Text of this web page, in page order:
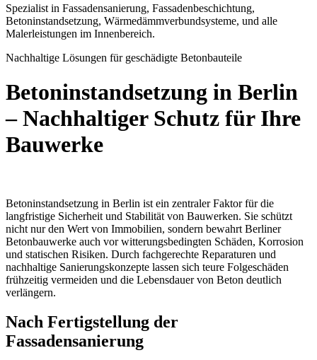
Spezialist in Fassadensanierung, Fassadenbeschichtung,
Betoninstandsetzung, Wärmedämmverbundsysteme, und alle
Malerleistungen im Innenbereich.
Nachhaltige Lösungen für geschädigte Betonbauteile
Betoninstandsetzung in Berlin
– Nachhaltiger Schutz für Ihre
Bauwerke
Betoninstandsetzung in Berlin ist ein zentraler Faktor für die
langfristige Sicherheit und Stabilität von Bauwerken. Sie schützt
nicht nur den Wert von Immobilien, sondern bewahrt Berliner
Betonbauwerke auch vor witterungsbedingten Schäden, Korrosion
und statischen Risiken. Durch fachgerechte Reparaturen und
nachhaltige Sanierungskonzepte lassen sich teure Folgeschäden
frühzeitig vermeiden und die Lebensdauer von Beton deutlich
verlängern.
Nach Fertigstellung der
Fassadensanierung